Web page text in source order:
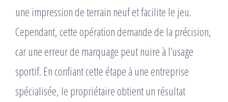
une impression de terrain neuf et facilite le jeu.
Cependant, cette opération demande de la précision,
car une erreur de marquage peut nuire à l’usage
sportif. En confiant cette étape à une entreprise
spécialisée, le propriétaire obtient un résultat